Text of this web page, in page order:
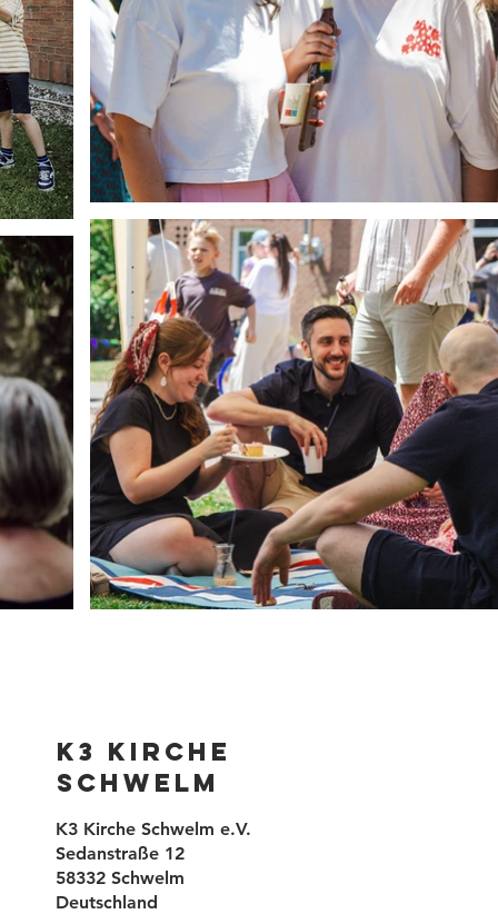
K3 Kirche
Schwelm
K3 Kirche Schwelm e.V.
Sedanstraße 12
58332 Schwelm
Deutschland